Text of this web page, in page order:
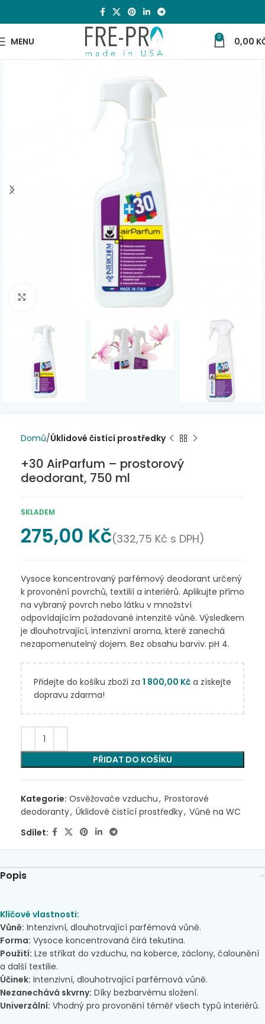
MENU 0 0,00
Domů Úklidové čistící prostředky
+30 AirParfum – prostorový
deodorant, 750 ml
SKLADEM
275,00 Kč(332,75 Kč s DPH)
Vysoce koncentrovaný parfémový deodorant určený
k provonění povrchů, textilií a interiérů. Aplikujte přímo
na vybraný povrch nebo látku v množství
odpovídajícím požadované intenzitě vůně. Výsledkem
je dlouhotrvající, intenzivní aroma, které zanechá
nezapomenutelný dojem. Bez obsahu barviv. pH 4.
Přidejte do košíku zboží za 1 800,00 Kč a získejte
dopravu zdarma!
PŘIDAT DO KOŠÍKU
Kategorie: Osvěžovače vzduchu, Prostorové
deodoranty, Úklidové čistící prostředky, Vůně na WC
Sdílet:
Popis
Klíčové vlastnosti:
Vůně: Intenzivní, dlouhotrvající parfémová vůně.
Forma: Vysoce koncentrovaná čirá tekutina.
Použití: Lze stříkat do vzduchu, na koberce, záclony, čalounění
a další textilie.
Účinek: Intenzivní, dlouhotrvající parfémová vůně.
Nezanechává skvrny: Díky bezbarvému složení.
Univerzální: Vhodný pro provonění téměř všech typů interiérů.